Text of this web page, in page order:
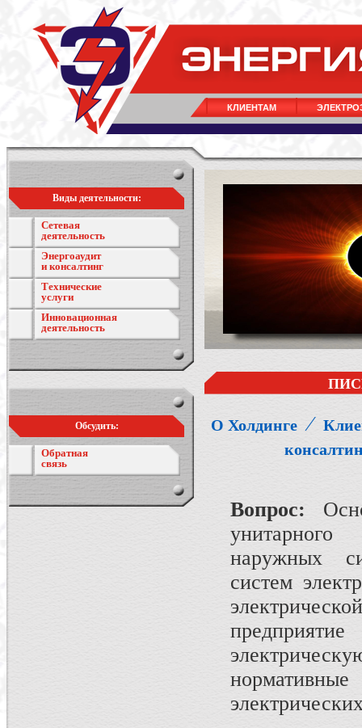
КЛИЕНТАМ
Виды деятельности:
Сетевая
деятельность
Энергоаудит
и консалтинг
Технические
услуги
Инновационная
деятельность
Обсудить:
Обратная
связь
О Холдинге ⁄
Вопрос:
унитарного
наружных
систем